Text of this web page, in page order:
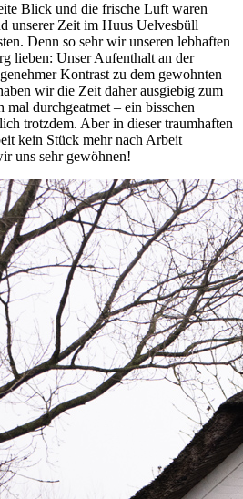
Blick und die frische Luft waren
unserer Zeit im Huus Uelvesbüll
Denn so sehr wir unseren lebhaften
lieben: Unser Aufenthalt an der
Kontrast zu dem gewohnten
wir die Zeit daher ausgiebig zum
durchgeatmet – ein bisschen
trotzdem. Aber in dieser traumhaften
kein Stück mehr nach Arbeit
uns sehr gewöhnen!